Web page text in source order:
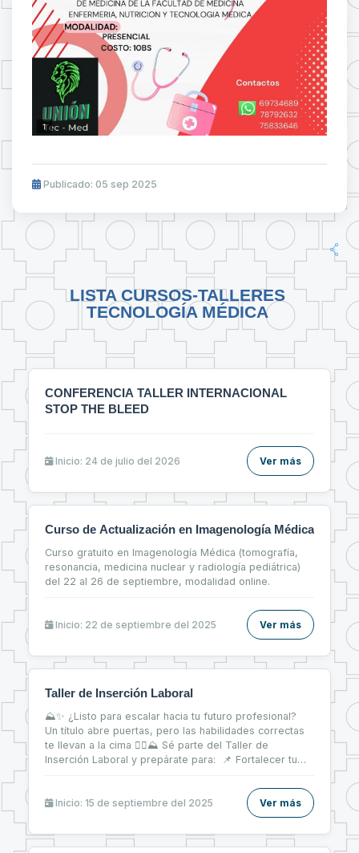
Publicado: 05 sep 2025
LISTA CURSOS-TALLERES
TECNOLOGÍA MÉDICA
CONFERENCIA TALLER INTERNACIONAL
STOP THE BLEED
Inicio: 24 de julio del 2026 Ver más
Curso de Actualización en Imagenología Médica
Curso gratuito en Imagenología Médica (tomografía,
resonancia, medicina nuclear y radiología pediátrica)
del 22 al 26 de septiembre, modalidad online.
Inicio: 22 de septiembre del 2025 Ver más
Taller de Inserción Laboral
⛰✨ ¿Listo para escalar hacia tu futuro profesional?
Un título abre puertas, pero las habilidades correctas
te llevan a la cima 🧗‍♀⛰ Sé parte del Taller de
Inserción Laboral y prepárate para: 📌 Fortalecer tu
primeros pasos firmes en el mercado laboral 💼
Inicio: 15 de septiembre del 2025
Ver más